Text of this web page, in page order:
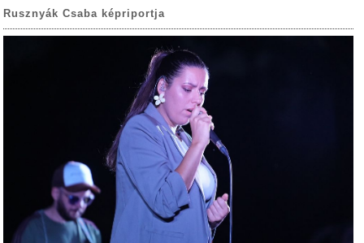
Rusznyák Csaba képriportja